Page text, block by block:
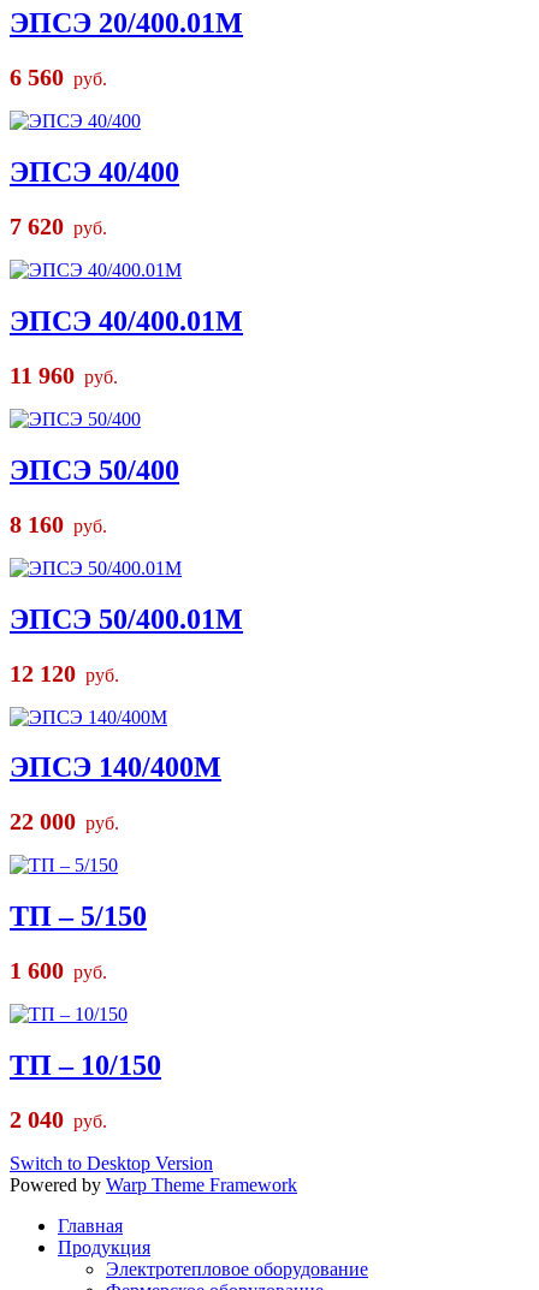
ЭПСЭ 20/400.01М
6 560 руб.
ЭПСЭ 40/400
7 620 руб.
ЭПСЭ 40/400.01М
11 960 руб.
ЭПСЭ 50/400
8 160 руб.
ЭПСЭ 50/400.01М
12 120 руб.
ЭПСЭ 140/400М
22 000 руб.
ТП – 5/150
1 600 руб.
ТП – 10/150
2 040 руб.
Switch to Desktop Version
Powered by Warp Theme Framework
Главная
Продукция
Электротепловое оборудование